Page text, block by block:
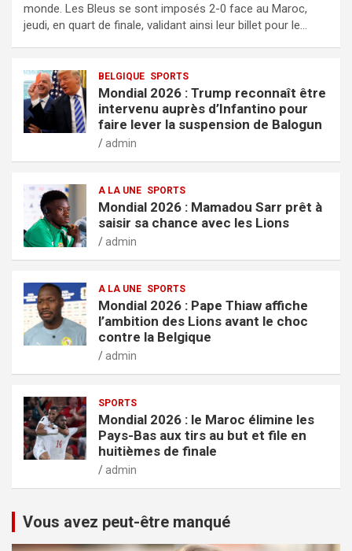
monde. Les Bleus se sont imposés 2-0 face au Maroc,
jeudi, en quart de finale, validant ainsi leur billet pour le…
BELGIQUE SPORTS
Mondial 2026 : Trump reconnaît être
intervenu auprès d’Infantino pour
faire lever la suspension de Balogun
admin
A LA UNE SPORTS
Mondial 2026 : Mamadou Sarr prêt à
saisir sa chance avec les Lions
admin
A LA UNE SPORTS
Mondial 2026 : Pape Thiaw affiche
l’ambition des Lions avant le choc
contre la Belgique
admin
SPORTS
Mondial 2026 : le Maroc élimine les
Pays-Bas aux tirs au but et file en
huitièmes de finale
admin
Vous avez peut-être manqué